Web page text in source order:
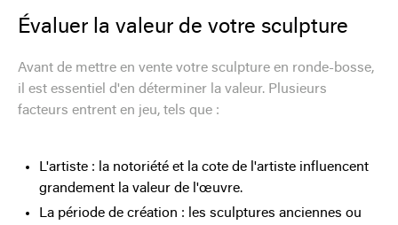
Évaluer la valeur de votre sculpture
Avant de mettre en vente votre sculpture en ronde-bosse,
il est essentiel d'en déterminer la valeur. Plusieurs
facteurs entrent en jeu, tels que :
L'artiste : la notoriété et la cote de l'artiste influencent
grandement la valeur de l'œuvre.
La période de création : les sculptures anciennes ou